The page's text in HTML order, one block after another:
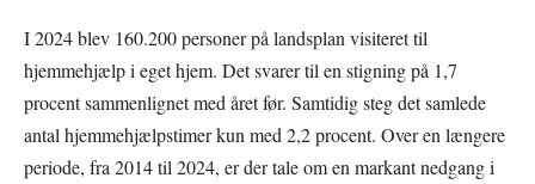
I 2024 blev 160.200 personer på landsplan visiteret til
hjemmehjælp i eget hjem. Det svarer til en stigning på 1,7
procent sammenlignet med året før. Samtidig steg det samlede
antal hjemmehjælpstimer kun med 2,2 procent. Over en længere
periode, fra 2014 til 2024, er der tale om en markant nedgang i